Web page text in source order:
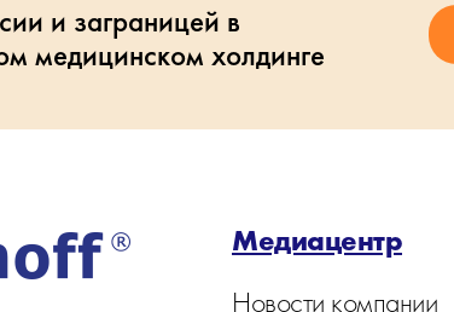
и заграницей в
медицинском холдинге
Медиацентр
Новости компании